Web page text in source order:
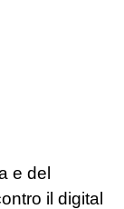
e del
il digital